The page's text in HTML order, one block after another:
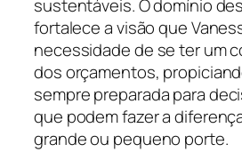
sustentáveis. O domínio
fortalece a visão que
necessidade de se ter um
dos orçamentos,
sempre preparada para
que podem fazer a
grande ou pequeno porte.